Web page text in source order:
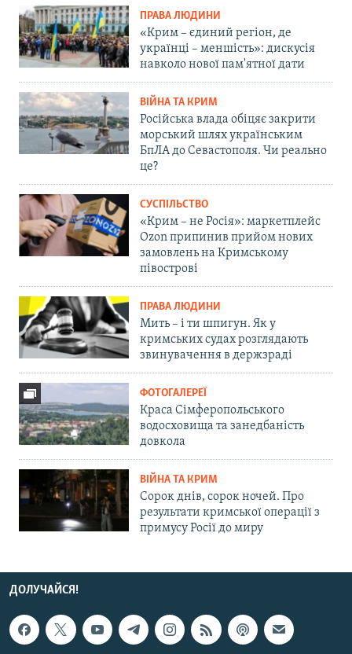
ПРАВА ЛЮДИНИ
«Крим – єдиний регіон, де
українці – меншість»: дискусія
навколо нової пам'ятної дати
ВІЙНА ТА КРИМ
Російська влада обіцяє закрити
морський шлях українським
БпЛА до Севастополя. Чи реально
це?
СУСПІЛЬСТВО
«Крим – не Росія»: маркетплейс
Ozon припинив прийом нових
замовлень на Кримському
півострові
ПРАВА ЛЮДИНИ
Мить – і ти шпигун. Як у
кримських судах розглядають
звинувачення в держзраді
ФОТОГАЛЕРЕЇ
Краса Сімферопольського
водосховища та занедбаність
довкола
ВІЙНА ТА КРИМ
Сорок днів, сорок ночей. Про
результати кримської операції з
примусу Росії до миру
ДОЛУЧАЙСЯ!